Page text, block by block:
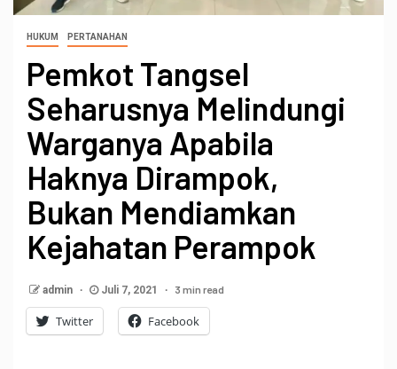
HUKUM PERTANAHAN
Pemkot Tangsel
Seharusnya Melindungi
Warganya Apabila
Haknya Dirampok,
Bukan Mendiamkan
Kejahatan Perampok
admin Juli 7, 2021 3 min read
Twitter Facebook